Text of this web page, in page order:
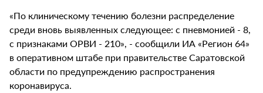
«По клиническому течению болезни распределение
среди вновь выявленных следующее: с пневмонией - 8,
с признаками ОРВИ - 210», - сообщили ИА «Регион 64»
в оперативном штабе при правительстве Саратовской
области по предупреждению распространения
коронавируса.